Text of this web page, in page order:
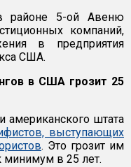
районе 5-ой Авеню
компаний,
в предприятия
США.
в США грозит 25
американского штата
выступающих
. Это грозит им
в 25 лет.